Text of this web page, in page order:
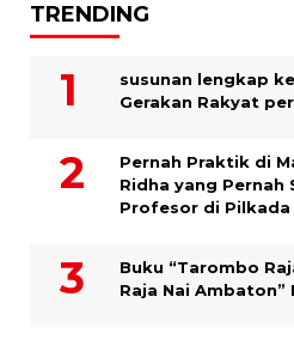
TRENDING
susunan lengkap
Gerakan Rakyat
Pernah Praktik di
Ridha yang Pernah
Profesor di Pilkada
Buku “Tarombo
Raja Nai Ambaton”